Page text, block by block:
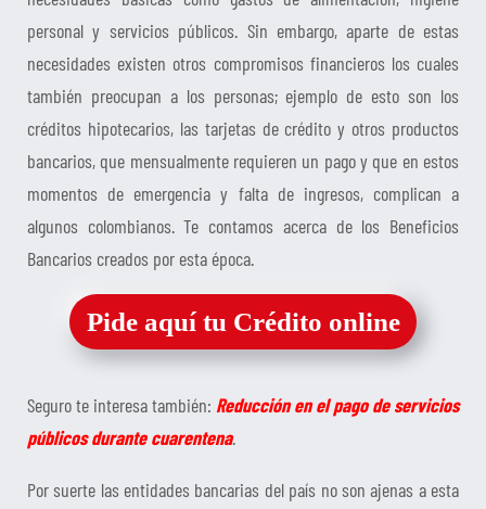
personal y servicios públicos. Sin embargo, aparte de estas
necesidades existen otros compromisos financieros los cuales
también preocupan a los personas; ejemplo de esto son los
créditos hipotecarios, las tarjetas de crédito y otros productos
bancarios, que mensualmente requieren un pago y que en estos
momentos de emergencia y falta de ingresos, complican a
algunos colombianos. Te contamos acerca de los Beneficios
Bancarios creados por esta época.
Pide aquí tu Crédito online
Seguro te interesa también: Reducción en el pago de servicios
públicos durante cuarentena.
Por suerte las entidades bancarias del país no son ajenas a esta